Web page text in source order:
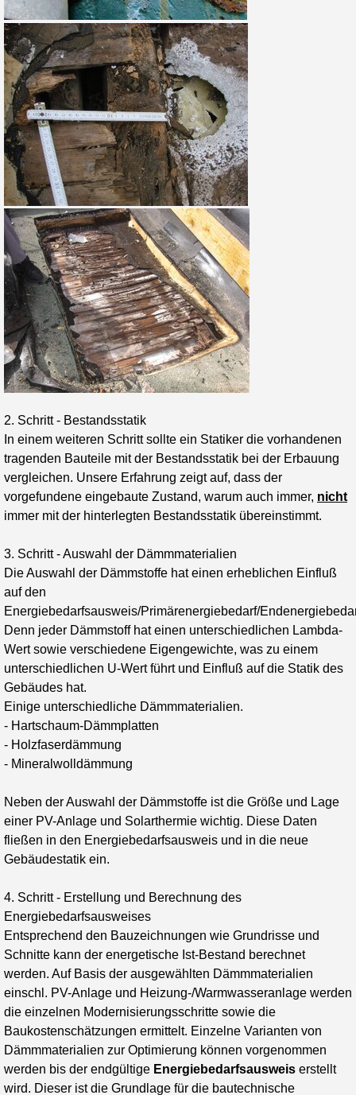
2. Schritt - Bestandsstatik
In einem weiteren Schritt sollte ein Statiker die vorhandenen
tragenden Bauteile mit der Bestandsstatik bei der Erbauung
vergleichen. Unsere Erfahrung zeigt auf, dass der
vorgefundene eingebaute Zustand, warum auch immer, nicht
immer mit der hinterlegten Bestandsstatik übereinstimmt.
3. Schritt - Auswahl der Dämmmaterialien
Die Auswahl der Dämmstoffe hat einen erheblichen Einfluß
auf den
Energiebedarfsausweis/Primärenergiebedarf/
Denn jeder Dämmstoff hat einen unterschiedlichen Lambda-
Wert sowie verschiedene Eigengewichte, was zu einem
unterschiedlichen U-Wert führt und Einfluß auf die Statik des
Gebäudes hat.
Einige unterschiedliche Dämmmaterialien.
- Hartschaum-Dämmplatten
- Holzfaserdämmung
- Mineralwolldämmung
Neben der Auswahl der Dämmstoffe ist die Größe und Lage
einer PV-Anlage und Solarthermie wichtig. Diese Daten
fließen in den Energiebedarfsausweis und in die neue
Gebäudestatik ein.
4. Schritt - Erstellung und Berechnung des
Energiebedarfsausweises
Entsprechend den Bauzeichnungen wie Grundrisse und
Schnitte kann der energetische Ist-Bestand berechnet
werden. Auf Basis der ausgewählten Dämmmaterialien
einschl. PV-Anlage und Heizung-/Warmwasseranlage werden
die einzelnen Modernisierungsschritte sowie die
Baukostenschätzungen ermittelt. Einzelne Varianten von
Dämmmaterialien zur Optimierung können vorgenommen
werden bis der endgültige Energiebedarfsausweis erstellt
wird. Dieser ist die Grundlage für die bautechnische